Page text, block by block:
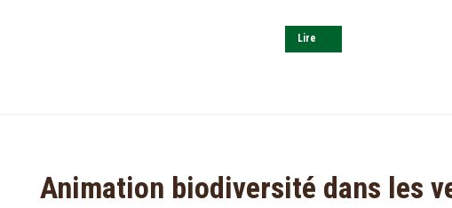
Lire
Animation biodiversité dans les